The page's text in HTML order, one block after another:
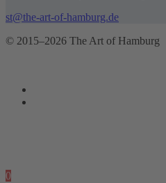
st@the-art-of-hamburg.de
© 2015–2026 The Art of Hamburg
0